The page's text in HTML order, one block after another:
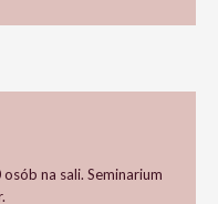
na sali. Seminarium